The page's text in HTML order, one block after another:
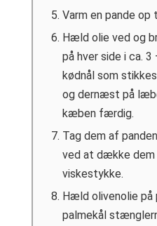
Varm en pande op
Hæld olie ved og
på hver side i ca.
kødnål som
og dernæst på
kæben færdig.
Tag dem af
ved at dække dem
viskestykke.
Hæld olivenolie på
palmekål